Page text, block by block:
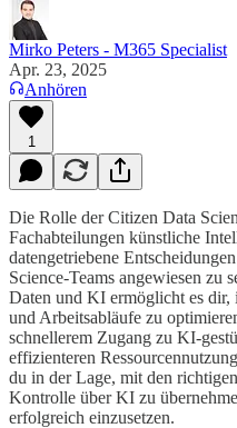
Mirko Peters - M365 Specialist
Apr. 23, 2025
Anhören
1
Die Rolle der Citizen Data
Fachabteilungen künstliche
datengetriebene
Science-Teams angewiesen zu
Daten und KI ermöglicht es
und Arbeitsabläufe zu
schnellerem Zugang zu KI-
effizienteren
du in der Lage, mit den
Kontrolle über KI zu
erfolgreich einzusetzen.